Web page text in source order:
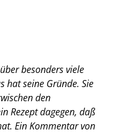
besonders viele
hat seine Gründe. Sie
den
Rezept dagegen, daß
Ein Kommentar von